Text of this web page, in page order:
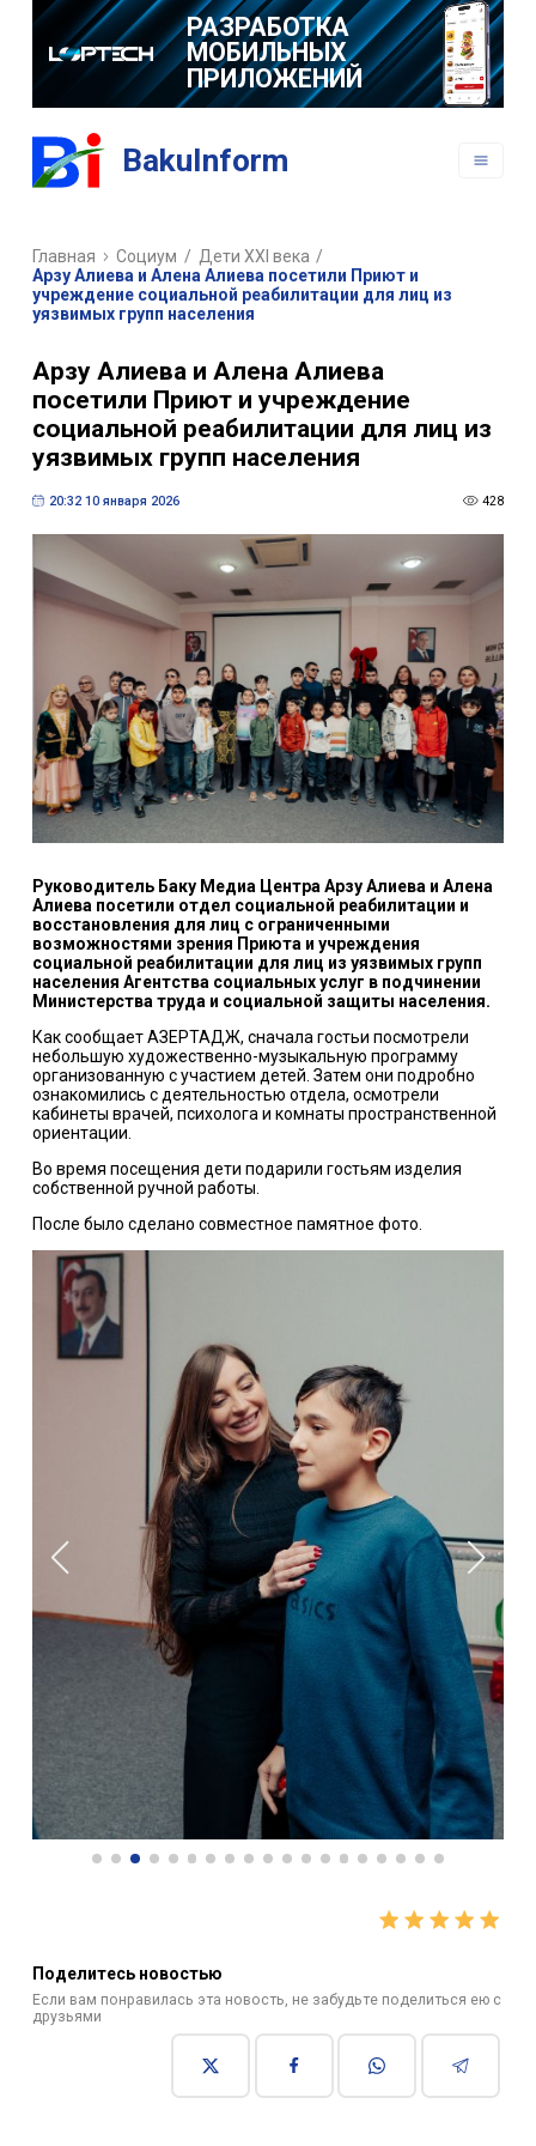
РАЗРАБОТКА
МОБИЛЬНЫХ
ПРИЛОЖЕНИЙ
BakuInform
Главная Социум / Дети XXI века /
Арзу Алиева и Алена Алиева посетили Приют и
учреждение социальной реабилитации для лиц из
уязвимых групп населения
Арзу Алиева и Алена Алиева
посетили Приют и учреждение
социальной реабилитации для лиц из
уязвимых групп населения
20:32 10 января 2026 428
Руководитель Баку Медиа Центра Арзу Алиева и Алена
Алиева посетили отдел социальной реабилитации и
восстановления для лиц с ограниченными
возможностями зрения Приюта и учреждения
социальной реабилитации для лиц из уязвимых групп
населения Агентства социальных услуг в подчинении
Министерства труда и социальной защиты населения.
Как сообщает АЗЕРТАДЖ, сначала гостьи посмотрели
небольшую художественно-музыкальную программу
организованную с участием детей. Затем они подробно
ознакомились с деятельностью отдела, осмотрели
кабинеты врачей, психолога и комнаты пространственной
ориентации.
Во время посещения дети подарили гостьям изделия
собственной ручной работы.
После было сделано совместное памятное фото.
Поделитесь новостью
Если вам понравилась эта новость, не забудьте поделиться ею с